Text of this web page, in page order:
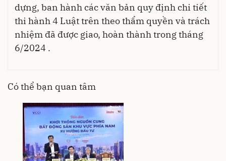
dựng, ban hành các văn bản quy định chi tiết
thi hành 4 Luật trên theo thẩm quyền và trách
nhiệm đã được giao, hoàn thành trong tháng
6/2024 .
Có thể bạn quan tâm